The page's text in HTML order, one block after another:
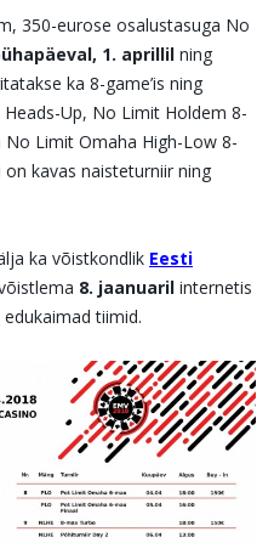
350-eurose osalustasuga No
1. aprillil ning
ka 8-game’is ning
Up, No Limit Holdem 8-
Limit Omaha High-Low 8-
kavas naisteturniir ning
ka võistkondlik Eesti
8. jaanuaril internetis
edukaimad tiimid.